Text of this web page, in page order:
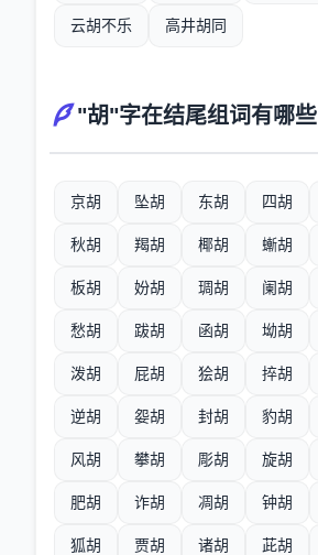
云胡不乐 高井胡同
"胡"字在结尾组词有哪些
京胡 坠胡 东胡 四胡
秋胡 羯胡 椰胡 螹胡
板胡 妢胡 琱胡 阑胡
愁胡 跋胡 函胡 坳胡
泼胡 屁胡 狯胡 捽胡
逆胡 妴胡 封胡 豹胡
风胡 攀胡 彫胡 旋胡
肥胡 诈胡 凋胡 钟胡
狐胡 贾胡 诸胡 茈胡